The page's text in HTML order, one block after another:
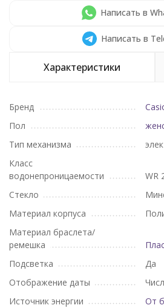
Написать в
Написать в
Характеристики
Бренд
Пол
Тип механизма
Класс
водонепроницаемости
WR
Стекло
Материал корпуса
Материал браслета/
ремешка
Подсветка
Да
Отображение даты
Источник энергии
От